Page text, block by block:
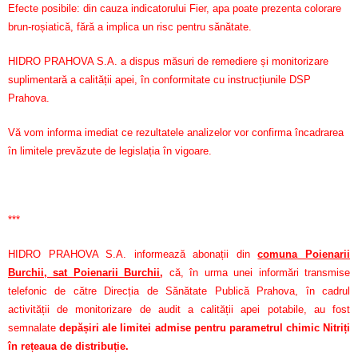
Efecte posibile: din cauza indicatorului Fier, apa poate prezenta colorare
brun-roșiatică, fără a implica un risc pentru sănătate.
HIDRO PRAHOVA S.A. a dispus măsuri de remediere și monitorizare
suplimentară a calității apei, în conformitate cu instrucțiunile DSP
Prahova.
Vă vom informa imediat ce rezultatele analizelor vor confirma încadrarea
în limitele prevăzute de legislația în vigoare.
***
HIDRO PRAHOVA S.A. informează abonații dincomuna Poienarii
Burchii, sat Poienarii Burchii, că, în urma unei informări transmise
telefonic de către Direcția de Sănătate Publică Prahova, în cadrul
activității de monitorizare de audit a calității apei potabile, au fost
semnalatedepășiri ale limitei admise pentru parametrul chimic Nitriți
în rețeaua de distribuție.